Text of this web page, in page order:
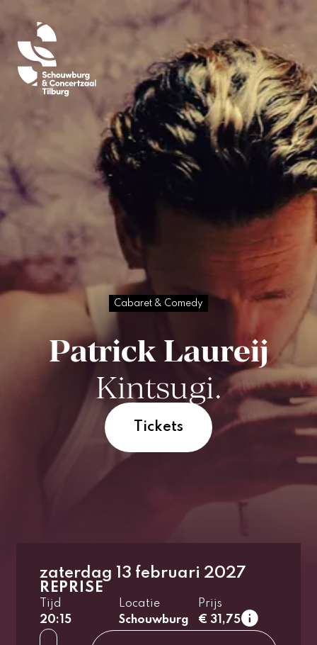
Cabaret & Comedy
Patrick Laureij
Kintsugi.
Tickets
zaterdag 13 februari 2027
REPRISE
Tijd
20:15
Locatie
Schouwburg
Prijs
€ 31,75
normaal
2e rang